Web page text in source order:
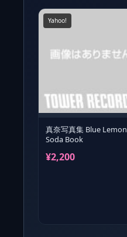
Yahoo!
真奈写真集 Blue Lemon
Soda Book
¥2,200